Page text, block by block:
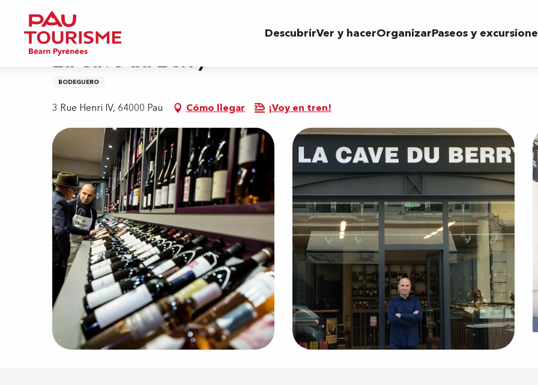
contenu
principal
DescubrirVer y hacerOrganizarPaseos y
Inicio
La Cave du Berry
BODEGUERO
3 Rue Henri IV, 64000 Pau Cómo llegar ¡Voy en tren!